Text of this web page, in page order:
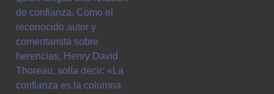
de confianza. Como el
reconocido autor y
comentarista sobre
herencias, Henry David
Thoreau, solía decir: «La
confianza es la columna